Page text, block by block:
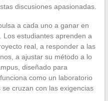
discusiones apasionadas.
a cada uno a ganar en
estudiantes aprenden a
real, a responder a las
a ajustar su método a lo
diseñado para
como un laboratorio
cruzan con las exigencias